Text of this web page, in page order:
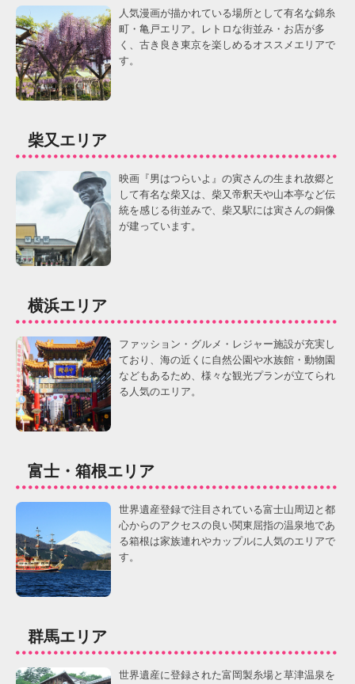
人気漫画が描かれている場所として有名な錦糸
町・亀戸エリア。レトロな街並み・お店が多
く、古き良き東京を楽しめるオススメエリアで
す。
柴又エリア
映画『男はつらいよ』の寅さんの生まれ故郷と
して有名な柴又は、柴又帝釈天や山本亭など伝
統を感じる街並みで、柴又駅には寅さんの銅像
が建っています。
横浜エリア
ファッション・グルメ・レジャー施設が充実し
ており、海の近くに自然公園や水族館・動物園
などもあるため、様々な観光プランが立てられ
る人気のエリア。
富士・箱根エリア
世界遺産登録で注目されている富士山周辺と都
心からのアクセスの良い関東屈指の温泉地であ
る箱根は家族連れやカップルに人気のエリアで
す。
群馬エリア
世界遺産に登録された富岡製糸場と草津温泉を